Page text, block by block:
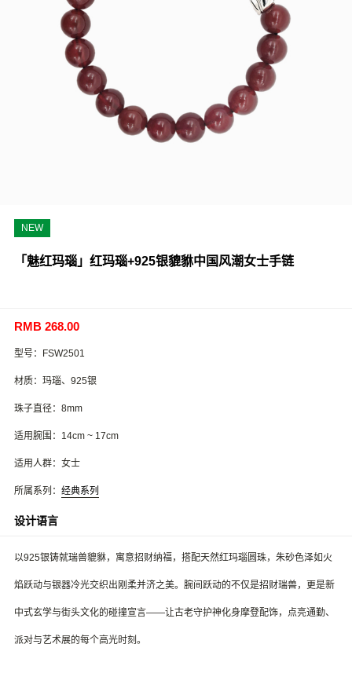
NEW
「魅红玛瑙」红玛瑙+925银貔貅中国风潮女士手链
RMB 268.00
型号：FSW2501
材质：玛瑙、925银
珠子直径：8mm
适用腕围：14cm ~ 17cm
适用人群：女士
所属系列： 经典系列
设计语言
以925银铸就瑞兽貔貅，寓意招财纳福，搭配天然红玛瑙圆珠，朱砂色泽如火
焰跃动与银器冷光交织出刚柔并济之美。腕间跃动的不仅是招财瑞兽，更是新
中式玄学与街头文化的碰撞宣言——让古老守护神化身摩登配饰，点亮通勤、
派对与艺术展的每个高光时刻。